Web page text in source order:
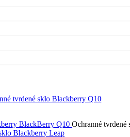
BlackBerry Q10 Ochranné